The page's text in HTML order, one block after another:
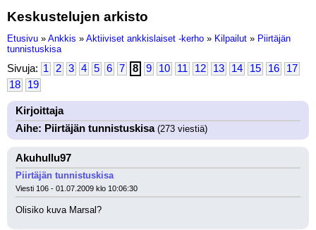
Keskustelujen arkisto
Etusivu » Ankkis » Aktiiviset ankkislaiset -kerho » Kilpailut » Piirtäjän
tunnistuskisa
Sivuja: 1 2 3 4 5 6 7 8 9 10 11 12 13 14 15 16
17
18
19
Kirjoittaja
Aihe: Piirtäjän tunnistuskisa(273 viestiä)
Akuhullu97
Piirtäjän tunnistuskisa
Viesti 106 - 01.07.2009 klo 10:06:30
Olisiko kuva Marsal?